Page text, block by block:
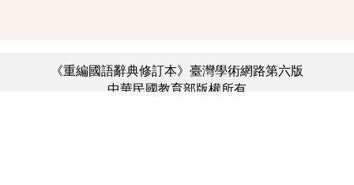
《重編國語辭典修訂本》臺灣學術網路第六版
中華民國教育部版權所有